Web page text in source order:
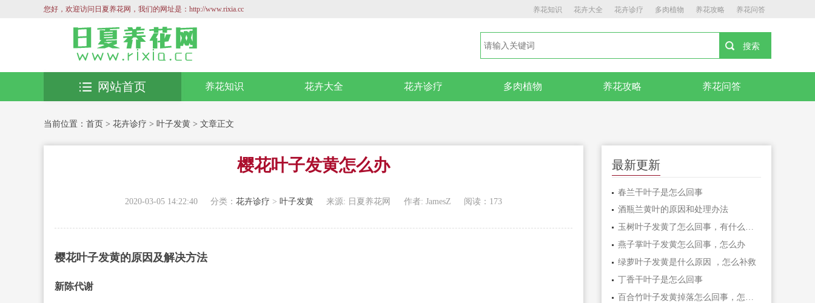
您好，欢迎访问日夏养花网，我们的网址是：http://www.rixia.cc 养花知识 花卉大全 花卉诊疗 多肉植物 养花攻略 养花问答
养花知识 花卉大全 花卉诊疗 多肉植物 养花攻略 养花问答
网站首页
当前位置： 首页 > 花卉诊疗 > 叶子发黄 > 文章正文
樱花叶子发黄怎么办
2020-03-05 14:22:40 分类：花卉诊疗 > 叶子发黄 来源: 日夏养花网 作者: JamesZ 阅读：173
樱花叶子发黄的原因及解决方法
新陈代谢
最新更新
春兰干叶子是怎么回事
酒瓶兰黄叶的原因和处理办法
玉树叶子发黄了怎么回事，有什么解决方法
燕子掌叶子发黄怎么回事，怎么办
绿萝叶子发黄是什么原因 ，怎么补救
丁香干叶子是怎么回事
百合竹叶子发黄掉落怎么回事，怎么办